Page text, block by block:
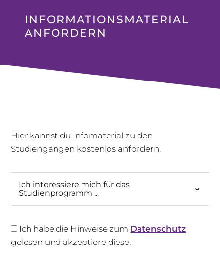
INFORMATIONSMATERIAL
ANFORDERN
Hier kannst du Infomaterial zu den
Studiengängen kostenlos anfordern.
Ich interessiere mich für das
Studienprogramm ...
Ich habe die Hinweise zum Datenschutz
gelesen und akzeptiere diese.